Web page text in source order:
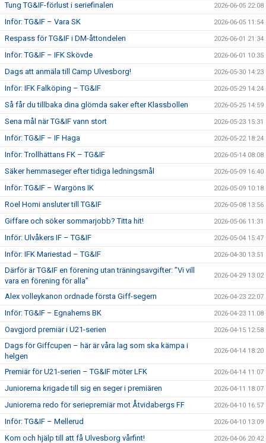
Tung TG&IF-förlust i seriefinalen 2026-06-05 22:08
Inför: TG&IF – Vara SK 2026-06-05 11:54
Respass för TG&IF i DM-åttondelen 2026-06-01 21:34
Inför: TG&IF – IFK Skövde 2026-06-01 10:35
Dags att anmäla till Camp Ulvesborg! 2026-05-30 14:23
Inför: IFK Falköping – TG&IF 2026-05-29 14:24
Så får du tillbaka dina glömda saker efter Klassbollen 2026-05-25 14:59
Sena mål när TG&IF vann stort 2026-05-23 15:31
Inför: TG&IF – IF Haga 2026-05-22 18:24
Inför: Trollhättans FK – TG&IF 2026-05-14 08:08
Säker hemmaseger efter tidiga ledningsmål 2026-05-09 16:40
Inför: TG&IF – Wargöns IK 2026-05-09 10:18
Roel Homi ansluter till TG&IF 2026-05-08 13:56
Giffare och söker sommarjobb? Titta hit! 2026-05-06 11:31
Inför: Ulvåkers IF – TG&IF 2026-05-04 15:47
Inför: IFK Mariestad – TG&IF 2026-04-30 13:51
Därför är TG&IF en förening utan träningsavgifter: ”Vi vill
vara en förening för alla”
2026-04-29 13:02
Alex volleykanon ordnade första Giff-segern 2026-04-23 22:07
Inför: TG&IF – Egnahems BK 2026-04-23 11:08
Oavgjord premiär i U21-serien 2026-04-15 12:58
Dags för Giffcupen – här är våra lag som ska kämpa i
helgen
2026-04-14 18:20
Premiär för U21-serien – TG&IF möter LFK 2026-04-14 11:07
Juniorerna krigade till sig en seger i premiären 2026-04-11 18:07
Juniorerna redo för seriepremiär mot Åtvidabergs FF 2026-04-10 16:57
Inför: TG&IF – Mellerud 2026-04-10 13:09
Kom och hjälp till att få Ulvesborg vårfint! 2026-04-06 20:42